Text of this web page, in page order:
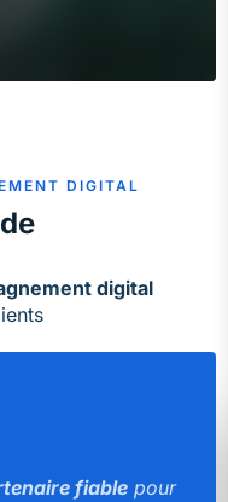
DIGITAL
digital
fiable pour